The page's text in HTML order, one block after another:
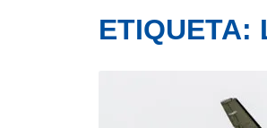
ETIQUETA: